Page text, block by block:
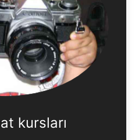
kursları